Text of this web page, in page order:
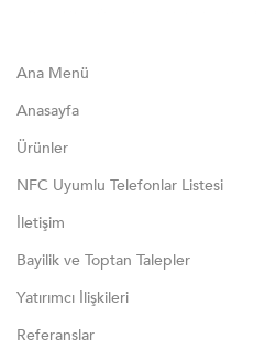
Ana Menü
Anasayfa
Ürünler
NFC Uyumlu Telefonlar Listesi
İletişim
Bayilik ve Toptan Talepler
Yatırımcı İlişkileri
Referanslar